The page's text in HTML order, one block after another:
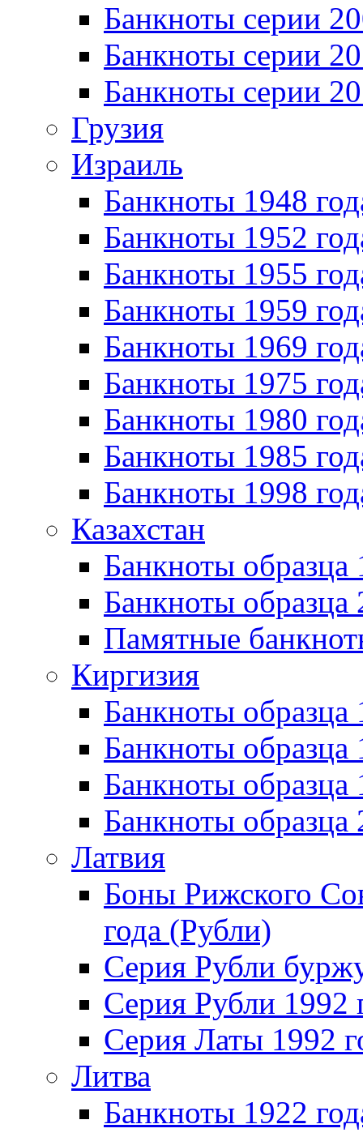
Банкноты серии
Банкноты серии
Банкноты серии
Грузия
Израиль
Банкноты 1948
Банкноты 1952
Банкноты 1955
Банкноты 1959
Банкноты 1969
Банкноты 1975
Банкноты 1980
Банкноты 1985
Банкноты 1998
Казахстан
Банкноты
Банкноты образца
Памятные
Киргизия
Банкноты образца
Банкноты образца
Банкноты
Банкноты
Латвия
Боны Рижского
года (Рубли)
Серия Рубли
Серия Рубли 1992
Серия Латы 1992
Литва
Банкноты 1922